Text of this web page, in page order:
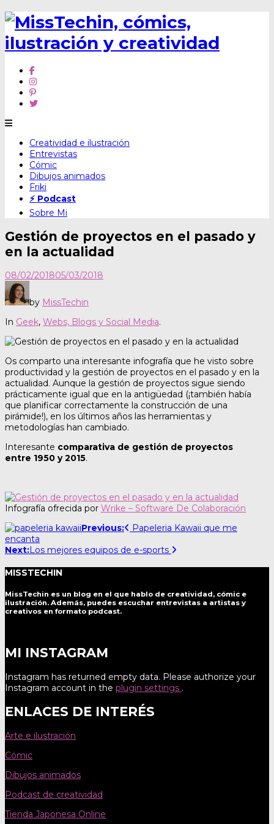
Skip
content
Creatividad e ilustración
Entrevistas
Cómic
Dibujos animados
Friki
⚡ Podcast
Sobre Mi
Gestión de proyectos en el pasado y
en la actualidad
08/02/201805/03/2018
by MissTechin
In Geek, Webs, Blogs y Social Media.
Os comparto una interesante infografía que he visto sobre
productividad y la gestión de proyectos en el pasado y en la
actualidad. Aunque la gestión de proyectos sigue siendo
prácticamente igual que en la antigüedad (¡también había
que planificar correctamente la construcción de una
pirámide!), en los últimos años las herramientas y
metodologías han cambiado.
Interesante comparativa de gestión de proyectos
entre 1950 y 2015.
Infografía ofrecida por Wrike – Software De Colaboración
Post
navigation
Previous:
Papeleria Kawaii que me
encanta
Next:Los mejores equipos de e-sports
MISSTECHIN
MissTechin es un blog en el que hablo de creatividad, cómic e
ilustración. Además, puedes escuchar entrevistas a artistas y
creativos en formato podcast.
MI INSTAGRAM
Instagram has returned empty data. Please authorize your
Instagram account in the plugin settings .
ENLACES DE INTERÉS
Arte e ilustración
Cómic
Dibujos animados
Podcast de creatividad
Tienda Japonesa Online